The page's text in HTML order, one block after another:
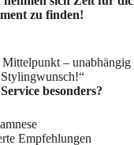
zu finden!
Mittelpunkt – unabhängig
besonders?
Empfehlungen